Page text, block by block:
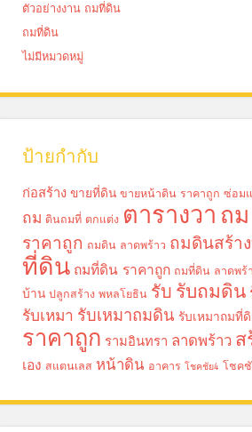
ตัวอย่างงาน ถมที่ดิน
ถมที่ดิน
ไม่มีหมวดหมู่
ป้ายกำกับ
ก่อสร้าง ขายที่ดิน ขายหน้าดิน ราคาถูก ซ่อม
ถม ดินถมที่ ตกแต่ง ตารางวา ถม
ราคาถูก ถมดิน ลาดพร้าว ถมดินสร้า
ที่ดิน ถมที่ดิน ราคาถูก ถมที่ดิน ลาดพร้
บ้าน ปลูกสร้าง พหลโยธิน รับ รับถมดิน
รับเหมา รับเหมาถมดิน รับเหมาถมที่
ราคาถูก รามอินทรา ลาดพร้าว ส
เอง สแตนเลส หน้าดิน อาคาร โชคชัย4 โชค